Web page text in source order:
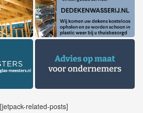
[jetpack-related-posts]